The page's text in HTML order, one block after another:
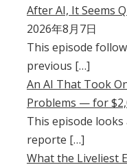
After AI, It Seems
2026年8月7日
This episode
previous […]
An AI That Took
Problems — for
This episode
reporte […]
What the Liveliest